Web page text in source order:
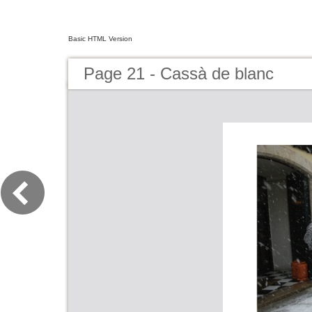
Basic HTML Version
Page 21 - Cassà de blanc